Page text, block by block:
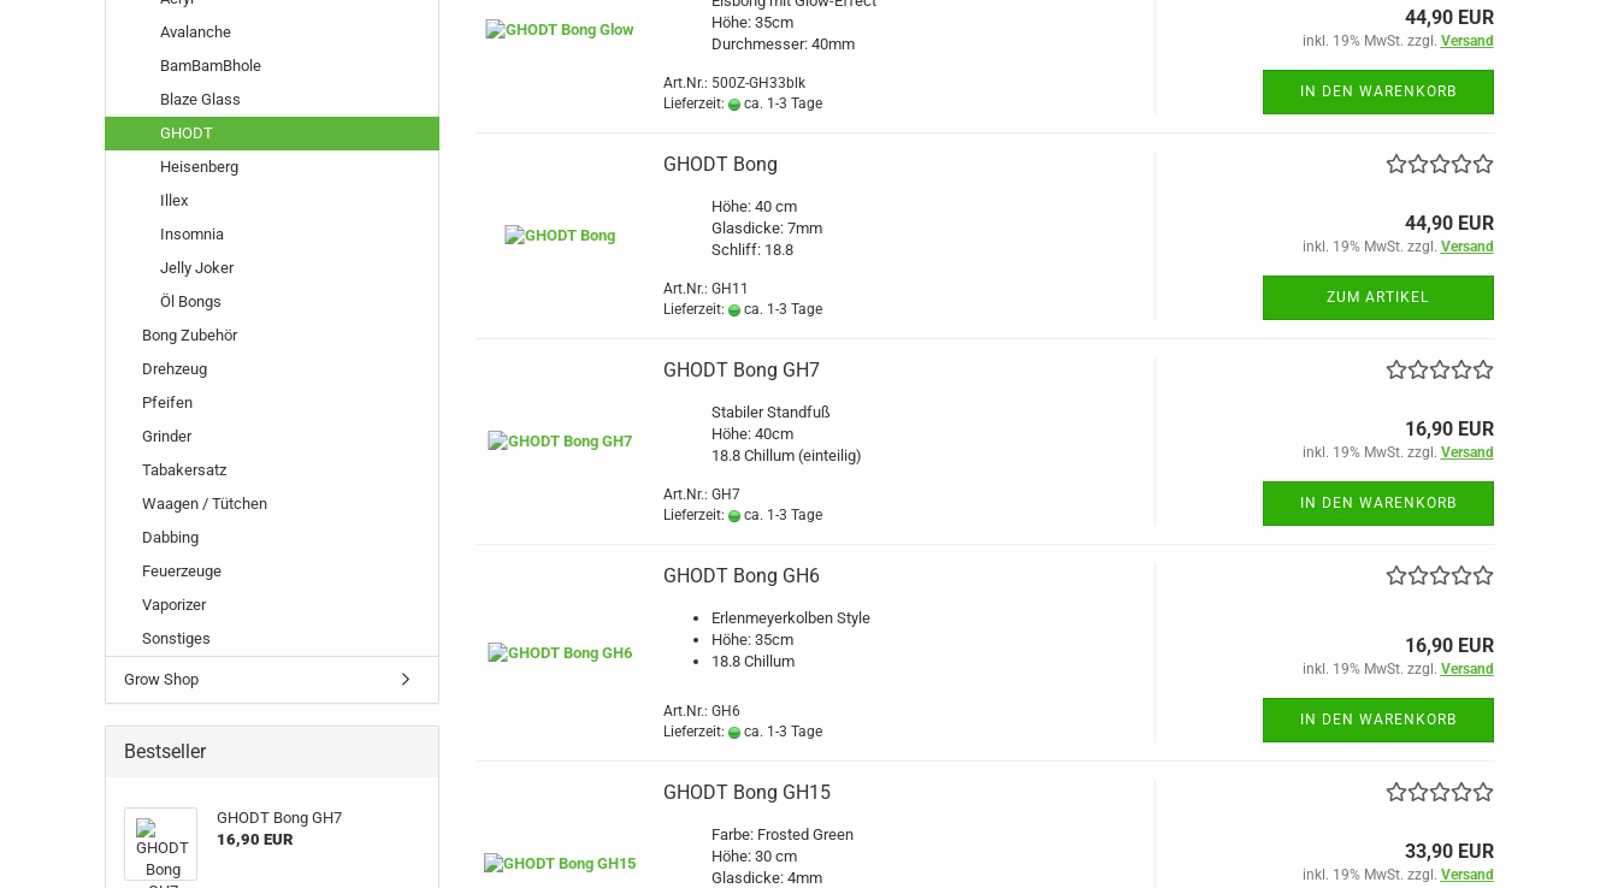
Höhe: 35cm
Durchmesser: 40mm
Art.Nr.: 500Z-GH33blk
Lieferzeit:
ca. 1-3 Tage
44,90 EUR
inkl. 19% MwSt. zzgl. Versand
IN DEN WARENKORB
GHODT Bong
Höhe: 40 cm
Glasdicke: 7mm
Schliff: 18.8
Art.Nr.: GH11
Lieferzeit:
ca. 1-3 Tage
44,90 EUR
inkl. 19% MwSt. zzgl. Versand
ZUM ARTIKEL
GHODT Bong GH7
Stabiler Standfuß
Höhe: 40cm
18.8 Chillum (einteilig)
Art.Nr.: GH7
Lieferzeit:
ca. 1-3 Tage
16,90 EUR
inkl. 19% MwSt. zzgl. Versand
IN DEN WARENKORB
GHODT Bong GH6
Erlenmeyerkolben Style
Höhe: 35cm
18.8 Chillum
Art.Nr.: GH6
Lieferzeit:
ca. 1-3 Tage
16,90 EUR
inkl. 19% MwSt. zzgl. Versand
IN DEN WARENKORB
GHODT Bong GH15
Farbe: Frosted Green
Höhe: 30 cm
Glasdicke: 4mm
33,90 EUR
inkl. 19% MwSt. zzgl. Versand
Avalanche
BamBamBhole
Blaze Glass
GHODT
Heisenberg
Illex
Insomnia
Jelly Joker
Öl Bongs
Bong Zubehör
Drehzeug
Pfeifen
Grinder
Tabakersatz
Waagen / Tütchen
Dabbing
Feuerzeuge
Vaporizer
Sonstiges
Grow Shop
Bestseller
GHODT Bong GH7
16,90 EUR